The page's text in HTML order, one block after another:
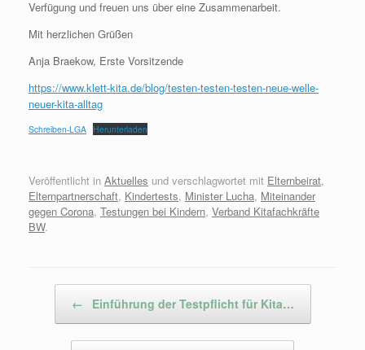
Verfügung und freuen uns über eine Zusammenarbeit.
Mit herzlichen Grüßen
Anja Braekow, Erste Vorsitzende
https://www.klett-kita.de/blog/testen-testen-testen-neue-welle-
neuer-kita-alltag
Schreiben-LGA Herunterladen
Veröffentlicht in Aktuelles und verschlagwortet mit Elternbeirat,
Elternpartnerschaft, Kindertests, Minister Lucha, Miteinander
gegen Corona, Testungen bei Kindern, Verband Kitafachkräfte
BW.
← Einführung der Testpflicht für Kita…